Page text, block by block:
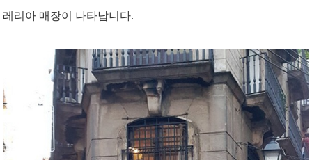
레리아 매장이 나타납니다.